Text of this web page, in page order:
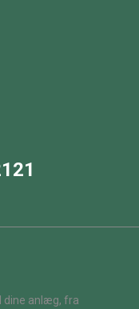
dine anlæg, fra